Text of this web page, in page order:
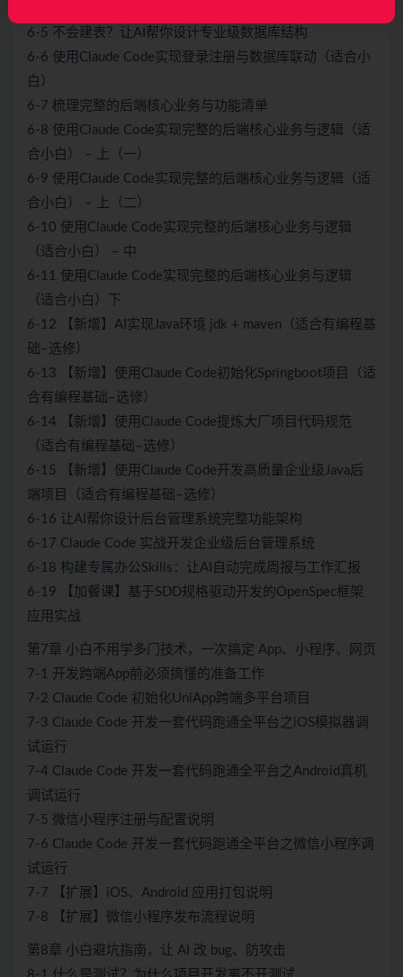
6-5 不会建表？让AI帮你设计专业级数据库结构
6-6 使用Claude Code实现登录注册与数据库联动（适合小
白）
6-7 梳理完整的后端核心业务与功能清单
6-8 使用Claude Code实现完整的后端核心业务与逻辑（适
合小白） – 上（一）
6-9 使用Claude Code实现完整的后端核心业务与逻辑（适
合小白） – 上（二）
6-10 使用Claude Code实现完整的后端核心业务与逻辑
（适合小白） – 中
6-11 使用Claude Code实现完整的后端核心业务与逻辑
（适合小白）下
6-12 【新增】AI实现Java环境 jdk + maven（适合有编程基
础–选修）
6-13 【新增】使用Claude Code初始化Springboot项目（适
合有编程基础–选修）
6-14 【新增】使用Claude Code提炼大厂项目代码规范
（适合有编程基础–选修）
6-15 【新增】使用Claude Code开发高质量企业级Java后
端项目（适合有编程基础–选修）
6-16 让AI帮你设计后台管理系统完整功能架构
6-17 Claude Code 实战开发企业级后台管理系统
6-18 构建专属办公Skills：让AI自动完成周报与工作汇报
6-19 【加餐课】基于SDD规格驱动开发的OpenSpec框架
应用实战
第7章 小白不用学多门技术，一次搞定 App、小程序、网页
7-1 开发跨端App前必须搞懂的准备工作
7-2 Claude Code 初始化UniApp跨端多平台项目
7-3 Claude Code 开发一套代码跑通全平台之iOS模拟器调
试运行
7-4 Claude Code 开发一套代码跑通全平台之Android真机
调试运行
7-5 微信小程序注册与配置说明
7-6 Claude Code 开发一套代码跑通全平台之微信小程序调
试运行
7-7 【扩展】iOS、Android 应用打包说明
7-8 【扩展】微信小程序发布流程说明
第8章 小白避坑指南，让 AI 改 bug、防攻击